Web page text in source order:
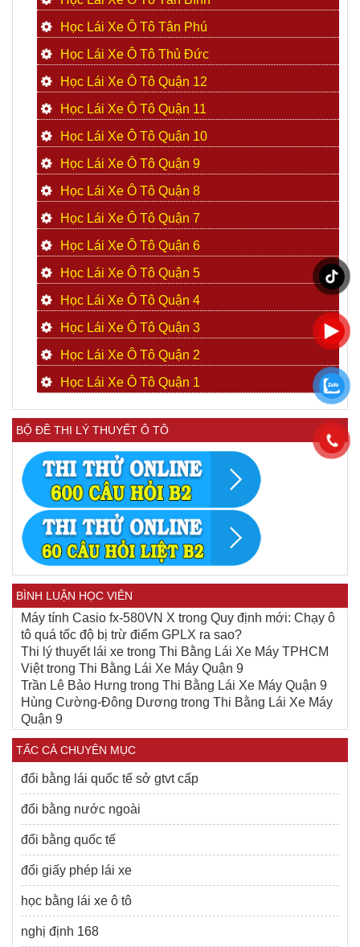
Học Lái Xe Ô Tô Tân Phú
Học Lái Xe Ô Tô Thủ Đức
Học Lái Xe Ô Tô Quận 12
Học Lái Xe Ô Tô Quận 11
Học Lái Xe Ô Tô Quận 10
Học Lái Xe Ô Tô Quận 9
Học Lái Xe Ô Tô Quận 8
Học Lái Xe Ô Tô Quận 7
Học Lái Xe Ô Tô Quận 6
Học Lái Xe Ô Tô Quận 5
Học Lái Xe Ô Tô Quận 4
Học Lái Xe Ô Tô Quận 3
Học Lái Xe Ô Tô Quận 2
Học Lái Xe Ô Tô Quận 1
BỘ ĐỀ THI LÝ THUYẾT Ô TÔ
BÌNH LUẬN HỌC VIÊN
Máy tính Casio fx-580VN X trong Quy định mới: Chạy ô
tô quá tốc độ bị trừ điểm GPLX ra sao?
Thi lý thuyết lái xe trong Thi Bằng Lái Xe Máy TPHCM
Việttrong Thi Bằng Lái Xe Máy Quận 9
Trần Lê Bảo Hưng trong Thi Bằng Lái Xe Máy Quận 9
Hùng Cường-Đông Dương trong Thi Bằng Lái Xe Máy
Quận 9
TẤC CẢ CHUYÊN MỤC
đổi bằng lái quốc tế sở gtvt cấp
đổi bằng nước ngoài
đổi bằng quốc tế
đổi giấy phép lái xe
học bằng lái xe ô tô
nghị định 168